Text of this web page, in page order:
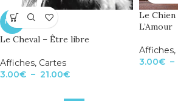
NEW
Le Cheval – Être libre
Affiches, Cartes
3.00€ – 21.00€
Le
L’Amour
Affiches,
3.00€ –